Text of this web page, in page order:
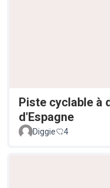
Piste cyclable à
d'Espagne
Diggie 4